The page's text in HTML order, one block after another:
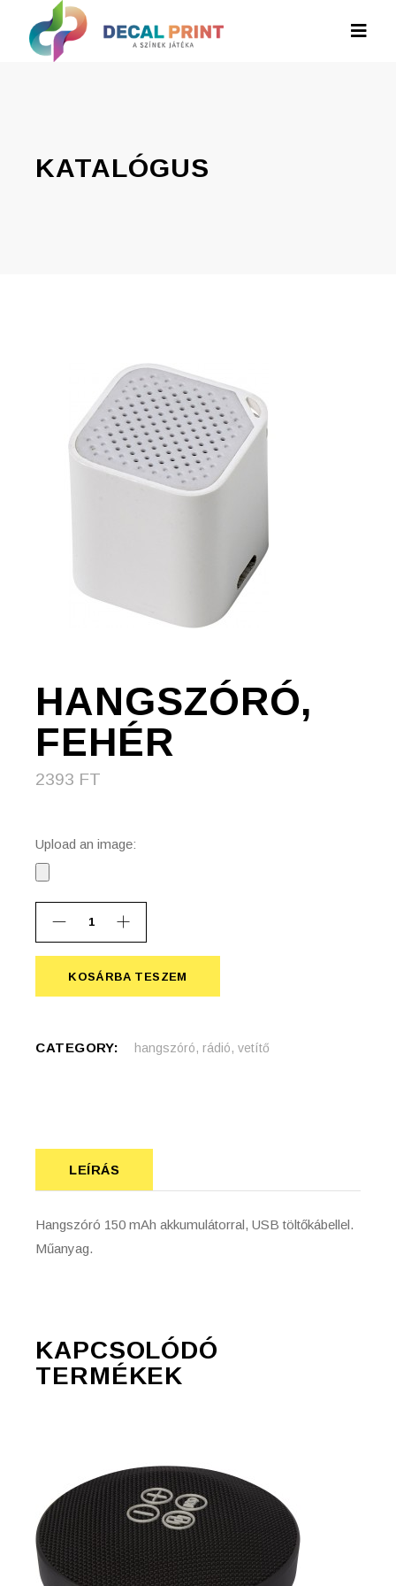
KATALÓGUS
HANGSZÓRÓ,
FEHÉR
2393 FT
Upload an image:
Hangszóró, fehér quantity
KOSÁRBA TESZEM
KOSÁRBA TESZEM
CATEGORY: hangszóró, rádió, vetítő
LEÍRÁS
Hangszóró 150 mAh akkumulátorral, USB töltőkábellel.
Műanyag.
KAPCSOLÓDÓ
TERMÉKEK